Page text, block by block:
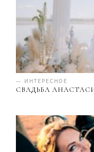
— ИНТЕРЕСНОЕ
СВАДЬБА